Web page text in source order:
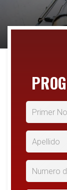
*Primer
*Apellido
*Numero